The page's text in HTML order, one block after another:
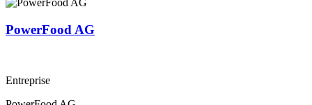
PowerFood AG
Entreprise